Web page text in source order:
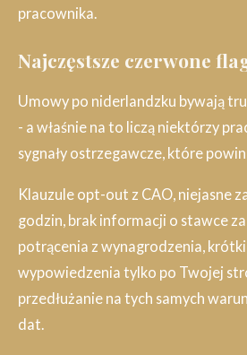
pracownika.
Najczęstsze czerwone
Umowy po niderlandzku bywają
- a właśnie na to liczą niektórzy
sygnały ostrzegawcze, które
Klauzule opt-out z CAO, niejasne
godzin, brak informacji o stawce
potrącenia z wynagrodzenia,
wypowiedzenia tylko po Twojej
przedłużanie na tych samych
dat.